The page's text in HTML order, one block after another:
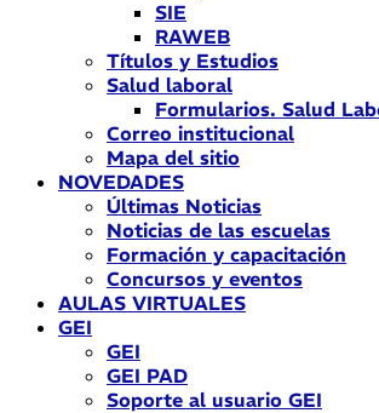
SIE
RAWEB
Títulos y Estudios
Salud laboral
Formularios. Salud
Correo institucional
Mapa del sitio
NOVEDADES
Últimas Noticias
Noticias de las escuelas
Formación y capacitación
Concursos y eventos
AULAS VIRTUALES
GEI
GEI
GEI PAD
Soporte al usuario GEI